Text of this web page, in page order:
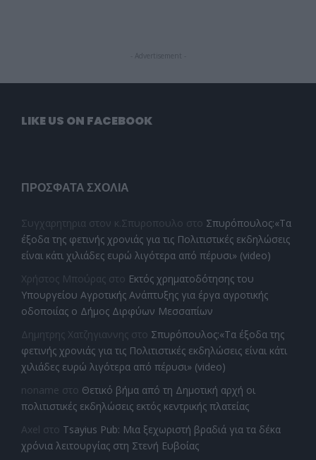
- Advertisement -
LIKE US ON FACEBOOK
ΠΡΌΣΦΑΤΑ ΣΧΌΛΙΑ
Συγχαρητηρια στον κ.Σπυροπουλο στο Σπυρόπουλος:«Τα
έξοδα της φετινής χρονιάς για τις Πολιτιστικές εκδηλώσεις
είναι κάτι χιλιάδες ευρώ λιγότερα από πέρυσι» (video)
Χρήστος Μπούρας στο Εκτός χρηματοδότησης του
Υπουργείου Αγροτικής Ανάπτυξης για έργα αγροτικής
οδοποιίας ο Δήμος Διρφύων Μεσσαπίων
Δημητρης Χατζηγιαννης στο Σπυρόπουλος:«Τα έξοδα της
φετινής χρονιάς για τις Πολιτιστικές εκδηλώσεις είναι κάτι
χιλιάδες ευρώ λιγότερα από πέρυσι» (video)
noname στο Θετικό βήμα από τη Δημοτική αρχή οι
πολιτιστικές εκδηλώσεις εκτός κεντρικής πλατείας
Axel στο Tsayius Pub: Μια ξεχωριστή βραδιά για τα δέκα
χρόνια λειτουργίας στη Στενή Ευβοίας